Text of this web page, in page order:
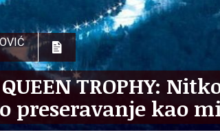
TROPHY:
preseravanje kao